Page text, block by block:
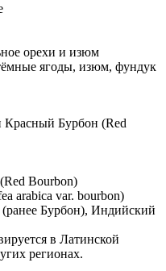
орехи и изюм
ягоды, изюм, фундук
Красный Бурбон (Red
Bourbon)
arabica var. bourbon)
Бурбон), Индийский
в Латинской
регионах.